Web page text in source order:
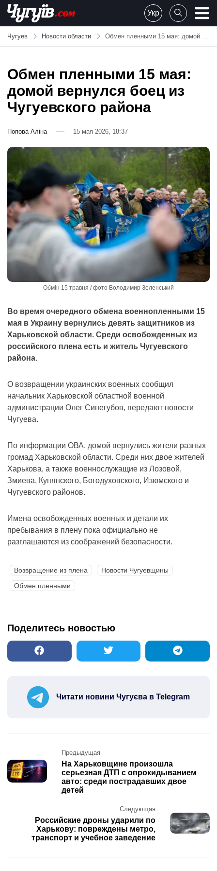
Skip
content
Chuguiv
Укр
Чугуев Новости области Обмен пленными 15 мая: домой вернулся боец из Чугуевского района
Обмен пленными 15 мая:
домой вернулся боец из
Чугуевского района
Попова Аліна 15 мая 2026, 18:37
Обмін 15 травня / фото Володимир Зеленський
Во время очередного обмена военнопленными 15
мая в Украину вернулись девять защитников из
Харьковской области. Среди освобожденных из
российского плена есть и житель Чугуевского
района.
О возвращении украинских военных сообщил
начальник Харьковской областной военной
администрации Олег Синегубов, передают новости
Чугуева.
По информации ОВА, домой вернулись жители разных
громад Харьковской области. Среди них двое жителей
Харькова, а также военнослужащие из Лозовой,
Змиева, Купянского, Богодуховского, Изюмского и
Чугуевского районов.
Имена освобожденных военных и детали их
пребывания в плену пока официально не
разглашаются из соображений безопасности.
Возвращение из плена
Новости Чугуевщины
Обмен пленными
Поделитесь новостью
Читати новини Чугуєва в Telegram
navigation
Предыдущая
На Харьковщине произошла
серьезная ДТП с опрокидыванием
авто: среди пострадавших двое
детей
Следующая
Российские дроны ударили по
Харькову: повреждены метро,
транспорт и учебное заведение